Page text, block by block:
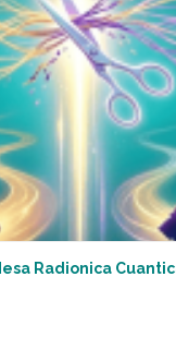
Radionica